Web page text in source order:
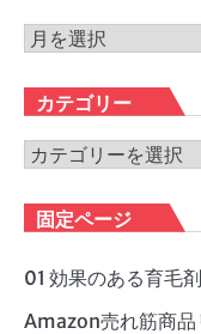
ア
カ
イ
ブ
カテゴリー
カ
ゴ
リ
ー
固定ページ
01 効果のある育毛
Amazon売れ筋商品